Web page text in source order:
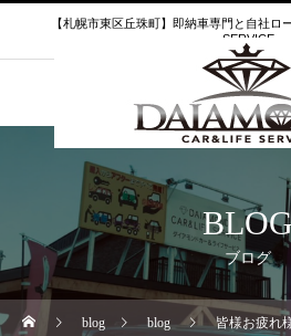
【札幌市東区丘珠町】即納車専門と自社ロ
SERVICE
BLOG
ブログ
blog blog 皆様お疲れ